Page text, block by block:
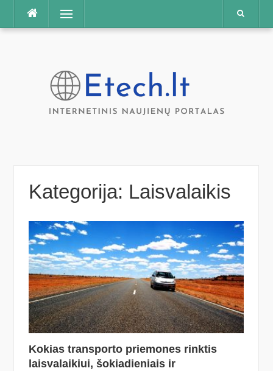
Praleisti
Meniu
Kategorija: Laisvalaikis
Kokias transporto priemones rinktis
laisvalaikiui, šokiadieniais ir